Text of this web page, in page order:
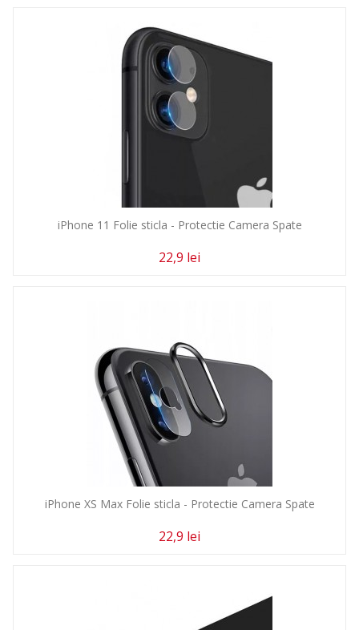
iPhone 11 Folie sticla - Protectie Camera Spate
22,9 lei
iPhone XS Max Folie sticla - Protectie Camera Spate
22,9 lei